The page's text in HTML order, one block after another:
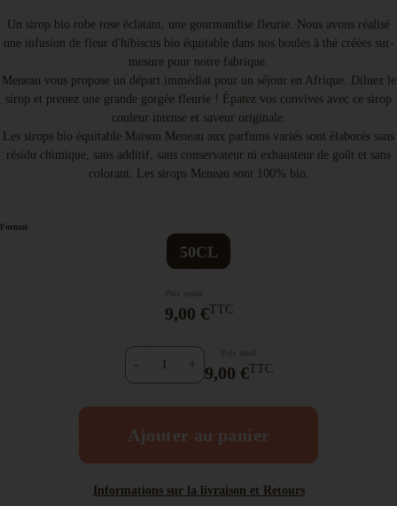
Un sirop bio robe rose éclatant, une gourmandise fleurie. Nous avons réalisé
une infusion de fleur d'hibiscus bio équitable dans nos boules à thé créées sur-
mesure pour notre fabrique.
Meneau vous propose un départ immédiat pour un séjour en Afrique. Diluez le
sirop et prenez une grande gorgée fleurie ! Épatez vos convives avec ce sirop
couleur intense et saveur originale.
Les sirops bio équitable Maison Meneau aux parfums variés sont élaborés sans
résidu chimique, sans additif, sans conservateur ni exhausteur de goût et sans
colorant. Les sirops Meneau sont 100% bio.
Format
50CL
9,00 €TTC
- + 9,00 €TTC
Ajouter au panier
Informations sur la livraison et Retours